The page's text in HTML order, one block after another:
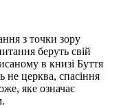
з точки зору
беруть свій
в книзі Буття
не церква, спасіння
яке означає